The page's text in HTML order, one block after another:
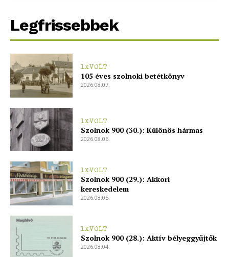
Hasznos
bSZ fiók
Előfizetés
Adatkezelési tájékoztató
Hirdetés
Legfrissebbek
1XVOLT
105 éves szolnoki betétkönyv
2026.08.07.
1XVOLT
Szolnok 900 (30.): Különös hármas
2026.08.06.
1XVOLT
Szolnok 900 (29.): Akkori
kereskedelem
2026.08.05.
1XVOLT
Szolnok 900 (28.): Aktív bélyeggyűjtők
2026.08.04.